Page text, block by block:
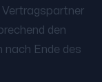
Vertragspartner
den
nach Ende des